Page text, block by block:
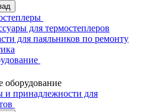
для термостеплеров
для паяльников по ремонту
оборудование
и принадлежности для